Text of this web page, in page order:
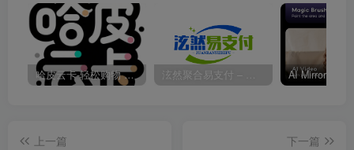
哈皮云卡-轻松购物 即买即发 泫然聚合易支付 – 行业领先的免签约支付平台
上一篇
下一篇